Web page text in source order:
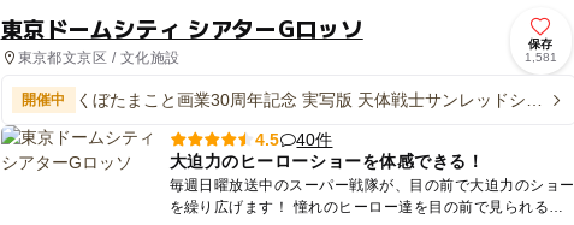
東京ドームシティ シアターGロッソ
東京都文京区 / 文化施設
保存
1,581
開催中
くぼたまこと画業30周年記念 実写版 天体戦士サンレッドショ
ー
4.5
40件
大迫力のヒーローショーを体感できる！
毎週日曜放送中のスーパー戦隊が、目の前で大迫力のショー
を繰り広げます！ 憧れのヒーロー達を目の前で見られるの